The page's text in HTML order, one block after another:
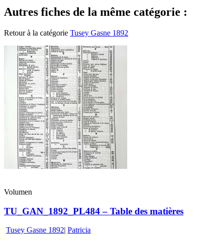
Autres fiches de la même catégorie :
Retour à la catégorie Tusey Gasne 1892
Volumen
TU_GAN_1892_PL484 – Table des matières
Tusey Gasne 1892| Patricia